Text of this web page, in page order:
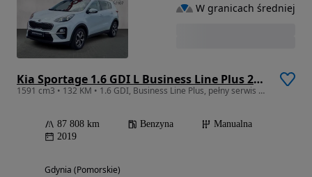
Kia Sportage 1.6 GDI L Business Line Plus 2WD
1591 cm3 • 132 KM • 1.6 GDI, Business Line Plus, pełny serwis ASO
87 808 km Benzyna
Manualna
2019
Gdynia (Pomorskie)
W granicach średniej